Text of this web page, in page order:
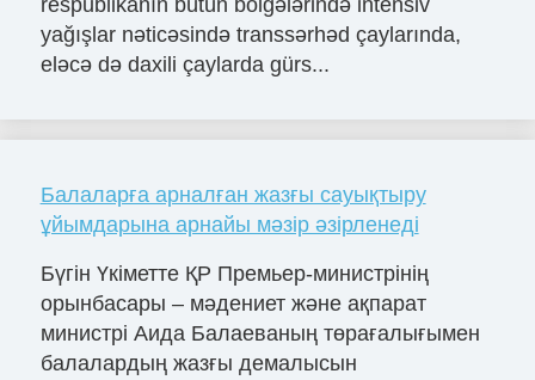
yağışlar nəticəsində transsərhəd çaylarında,
eləcə də daxili çaylarda gürs...
Балаларға арналған жазғы сауықтыру
ұйымдарына арнайы мәзір әзірленеді
Бүгін Үкіметте ҚР Премьер-министрінің
орынбасары – мәдениет және ақпарат
министрі Аида Балаеваның төрағалығымен
балалардың жазғы демалысын